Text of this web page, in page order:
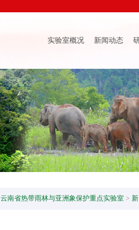
实验室概况 新闻动态
云南省热带雨林与亚洲象保护重点实验室 >